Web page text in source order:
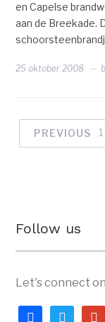
en Capelse
aan de Breekade.
25 oktober 2008
PREVIOUS 1
Follow us
Let's connect
facebooktwitter